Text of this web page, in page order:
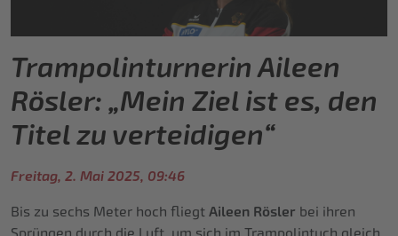
Trampolinturnerin Aileen
Rösler: „Mein Ziel ist es, den
Titel zu verteidigen“
Freitag, 2. Mai 2025, 09:46
Bis zu sechs Meter hoch fliegt Aileen Rösler bei ihren